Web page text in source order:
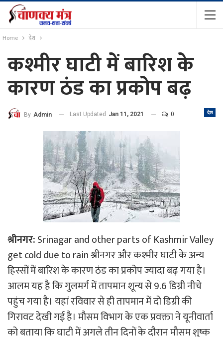
Home देश
कश्मीर घाटी में बारिश के
कारण ठंड का प्रकोप बढ़
देश
By Admin Last Updated Jan 11, 2021 0
श्रीनगर:Srinagar and other parts of Kashmir Valley
get cold due to rain श्रीनगर और कश्मीर घाटी के अन्य
हिस्सों में बारिश के कारण ठंड का प्रकोप ज्यादा बढ़ गया है।
आलम यह है कि गुलमर्ग में तापमान शून्य से 9.6 डिग्री नीचे
पहुंच गया है। यहां रविवार से ही तापमान में दो डिग्री की
गिरावट देखी गई है। मौसम विभाग के एक प्रवक्ता ने यूनीवार्ता
को बताया कि घाटी में अगले तीन दिनों के दौरान मौसम शुष्क